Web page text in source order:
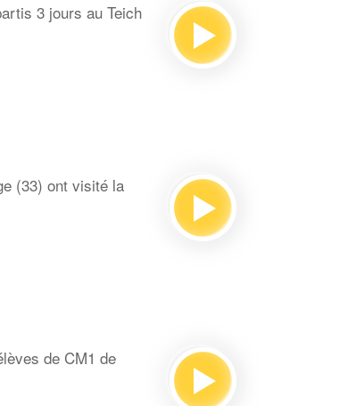
3 jours au Teich
(33) ont visité la
de CM1 de